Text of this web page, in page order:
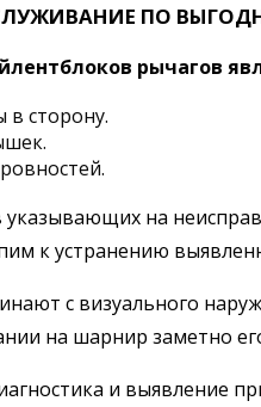
ПО
рычагов
в сторону.
на
к устранению
с визуального
на шарнир заметно
и выявление